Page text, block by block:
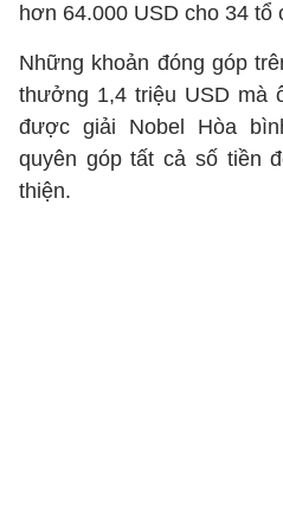
hơn 64.000 USD cho 34 tổ
Những khoản đóng góp
thưởng 1,4 triệu USD mà
được giải Nobel Hòa
quyên góp tất cả số tiền
thiện.